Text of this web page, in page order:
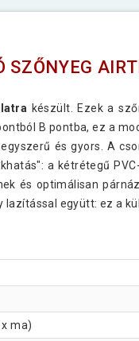
SZŐNYEG
készült. Ezek a
B pontba, ez a
és gyors. A
a kétrétegű
és optimálisan
együtt: ez a
ma)